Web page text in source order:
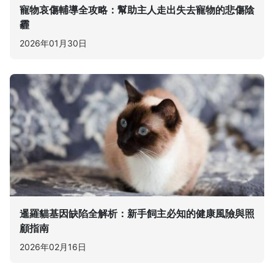
寵物哀傷輔導全攻略：幫助主人走出失去寵物的悲傷陰
霾
2026年01月30日
暹羅貓基因缺陷全解析：新手飼主必知的健康風險與照
顧指南
2026年02月16日